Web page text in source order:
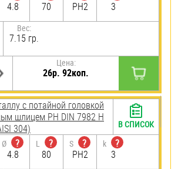
4.8
70
PH2
3
Вес:
7.15 гр.
Цена:
26р. 92коп.
с потайной головкой
шлицем PH DIN 7982 H
304)
Ø
?
4.8
L
?
80
S
?
PH2
k
?
3
В СПИСОК